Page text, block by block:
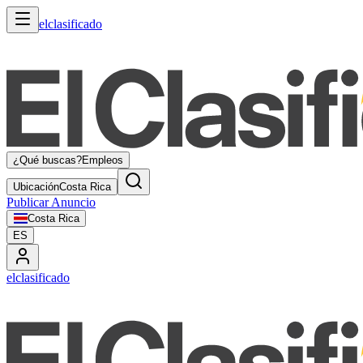
elclasificado
¿Qué buscas?Empleos
UbicaciónCosta Rica
Publicar Anuncio
Costa Rica
ES
elclasificado